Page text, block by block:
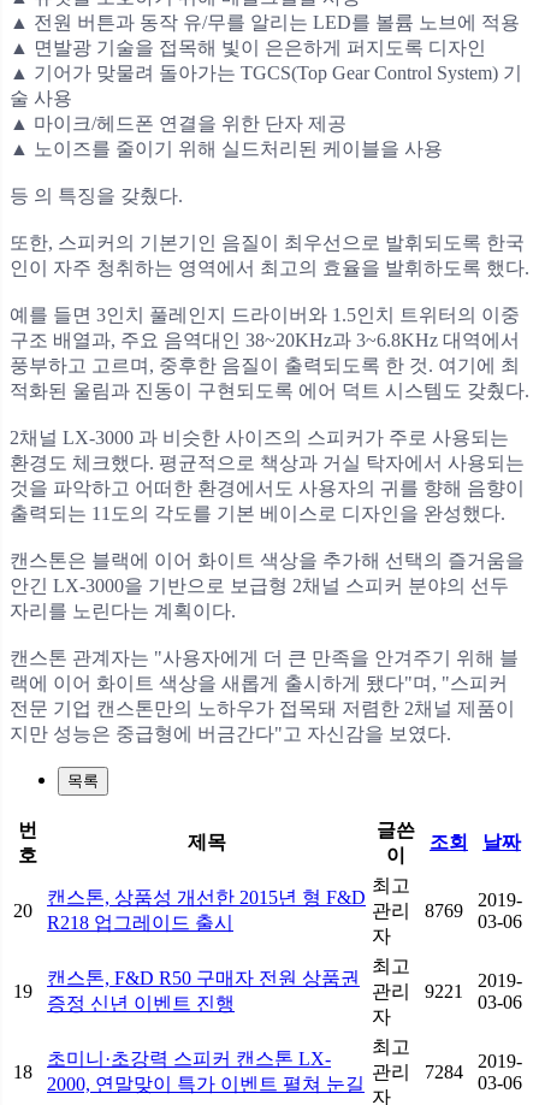
▲ 전원 버튼과 동작 유/무를 알리는 LED를 볼륨 노브에 적용
▲ 면발광 기술을 접목해 빛이 은은하게 퍼지도록 디자인
▲ 기어가 맞물려 돌아가는 TGCS(Top Gear Control System) 기
술 사용
▲ 마이크/헤드폰 연결을 위한 단자 제공
▲ 노이즈를 줄이기 위해 실드처리된 케이블을 사용
등 의 특징을 갖췄다.
또한, 스피커의 기본기인 음질이 최우선으로 발휘되도록 한국
인이 자주 청취하는 영역에서 최고의 효율을 발휘하도록 했다.
예를 들면 3인치 풀레인지 드라이버와 1.5인치 트위터의 이중
구조 배열과, 주요 음역대인 38~20KHz과 3~6.8KHz 대역에서
풍부하고 고르며, 중후한 음질이 출력되도록 한 것. 여기에 최
적화된 울림과 진동이 구현되도록 에어 덕트 시스템도 갖췄다.
2채널 LX-3000 과 비슷한 사이즈의 스피커가 주로 사용되는
환경도 체크했다. 평균적으로 책상과 거실 탁자에서 사용되는
것을 파악하고 어떠한 환경에서도 사용자의 귀를 향해 음향이
출력되는 11도의 각도를 기본 베이스로 디자인을 완성했다.
캔스톤은 블랙에 이어 화이트 색상을 추가해 선택의 즐거움을
안긴 LX-3000을 기반으로 보급형 2채널 스피커 분야의 선두
자리를 노린다는 계획이다.
캔스톤 관계자는 "사용자에게 더 큰 만족을 안겨주기 위해 블
랙에 이어 화이트 색상을 새롭게 출시하게 됐다"며, "스피커
전문 기업 캔스톤만의 노하우가 접목돼 저렴한 2채널 제품이
지만 성능은 중급형에 버금간다"고 자신감을 보였다.
목록
번
호
제목
글쓴
이
조회 날짜
20
캔스톤, 상품성 개선한 2015년 형 F&D
R218 업그레이드 출시
최고
관리
자
8769
2019-
03-06
19
캔스톤, F&D R50 구매자 전원 상품권
증정 신년 이벤트 진행
최고
관리
자
9221
2019-
03-06
18
초미니·초강력 스피커 캔스톤 LX-
2000, 연말맞이 특가 이벤트 펼쳐 눈길
최고
관리
자
7284
2019-
03-06